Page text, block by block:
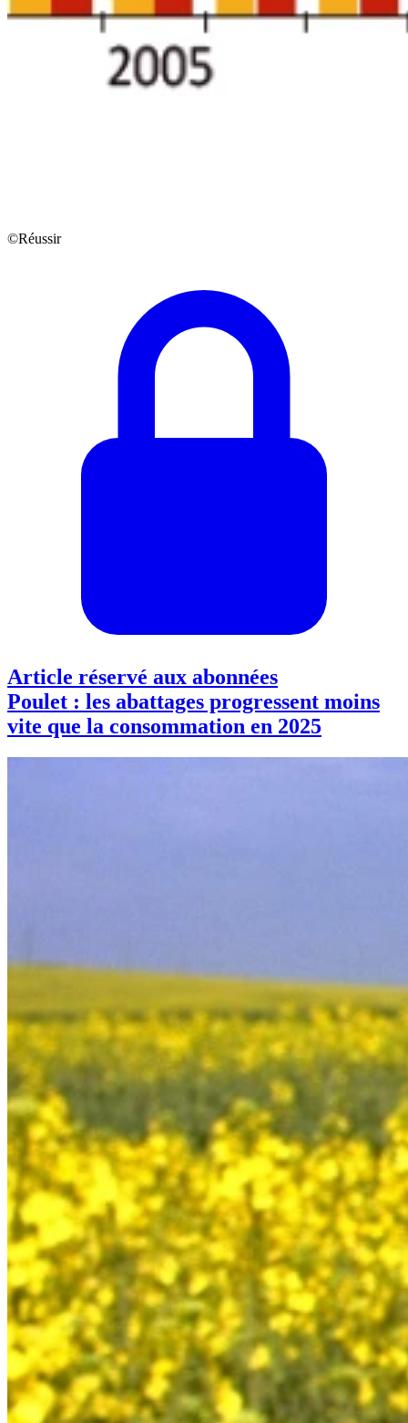
©Réussir
Article réservé aux abonnées
Poulet : les abattages progressent moins
vite que la consommation en 2025